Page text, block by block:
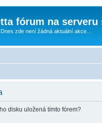
fórum na serveru
zde není žádná aktuální akce...
disku uložená tímto fórem?